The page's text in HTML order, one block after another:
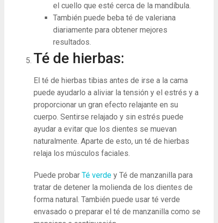
el cuello que esté cerca de la mandíbula.
También puede beba té de valeriana
diariamente para obtener mejores
resultados.
Té de hierbas:
El té de hierbas tibias antes de irse a la cama
puede ayudarlo a aliviar la tensión y el estrés y a
proporcionar un gran efecto relajante en su
cuerpo. Sentirse relajado y sin estrés puede
ayudar a evitar que los dientes se muevan
naturalmente. Aparte de esto, un té de hierbas
relaja los músculos faciales.
Puede probar Té verde y Té de manzanilla para
tratar de detener la molienda de los dientes de
forma natural. También puede usar té verde
envasado o preparar el té de manzanilla como se